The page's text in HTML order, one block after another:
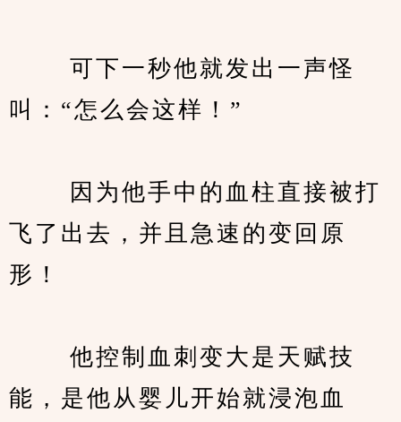
可下一秒他就发出一声怪
叫：“怎么会这样！”
因为他手中的血柱直接被打
飞了出去，并且急速的变回原
形！
他控制血刺变大是天赋技
能，是他从婴儿开始就浸泡血